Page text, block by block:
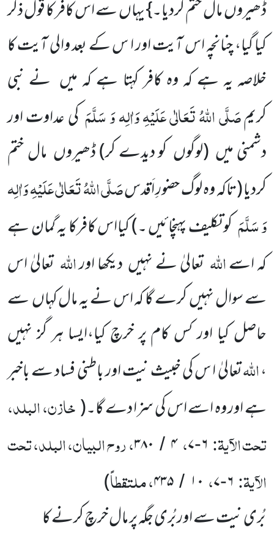
ڈھیروں مال ختم کردیا۔} یہاں سے اس کافر کا قول ذکر
کیا گیا، چنانچہ اس آیت اور ا س کے بعد والی آیت کا
خلاصہ یہ ہے کہ وہ کافر کہتا ہے کہ میں نے نبی
کریمصَلَّی اللّٰہُ تَعَالٰی عَلَیْہِ وَاٰلِہ وَ سَلَّمَ کی عداوت اور
دشمنی میں (لوگوں کو دیدے کر)ڈھیروں مال ختم
کردیا(تاکہ وہ لوگ حضورِ اَقدسصَلَّی اللّٰہُ تَعَالٰی عَلَیْہِ وَاٰلِہ
وَ سَلَّمَکو تکلیف پہنچائیں ۔)کیااس کافرکا یہ گمان ہے
کہ اسےاللّٰہتعالیٰ نے نہیں دیکھا اوراللّٰہتعالیٰ اس
سے سوال نہیں کرے گا کہ اس نے یہ مال کہاں سے
حاصل کیا اور کس کام پر خرچ کیا،ایسا ہر گز نہیں
،اللّٰہتعالیٰ ا س کی خبیث نیت اور باطنی فساد سے باخبر
ہے اور وہ اسے اس کی سزا دے گا۔(خازن، البلد،
تحت الآیۃ: ۶-۷،۴ / ۳۸۰، روح البیان، البلد، تحت
الآیۃ: ۶-۷، ۱۰ / ۴۳۵، ملتقطاً)
بُری نیت سے اور بُری جگہ پر مال خرچ کرنے کا